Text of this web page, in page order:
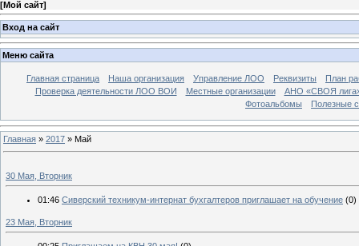
[Мой сайт]
Вход на сайт
Меню сайта
Главная страница Наша организация Управление ЛОО Реквизиты
План
Проверка деятельности ЛОО ВОИ
Местные организации
АНО «СВОЯ
Фотоальбомы
Полезные
Главная » 2017 » Май
30 Мая, Вторник
01:46 Сиверский техникум-интернат бухгалтеров приглашает на обучение (0)
23 Мая, Вторник